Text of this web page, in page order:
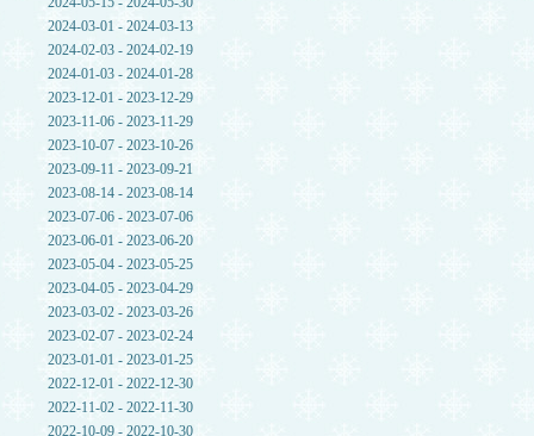
2024-03-01 - 2024-03-13
2024-02-03 - 2024-02-19
2024-01-03 - 2024-01-28
2023-12-01 - 2023-12-29
2023-11-06 - 2023-11-29
2023-10-07 - 2023-10-26
2023-09-11 - 2023-09-21
2023-08-14 - 2023-08-14
2023-07-06 - 2023-07-06
2023-06-01 - 2023-06-20
2023-05-04 - 2023-05-25
2023-04-05 - 2023-04-29
2023-03-02 - 2023-03-26
2023-02-07 - 2023-02-24
2023-01-01 - 2023-01-25
2022-12-01 - 2022-12-30
2022-11-02 - 2022-11-30
2022-10-09 - 2022-10-30